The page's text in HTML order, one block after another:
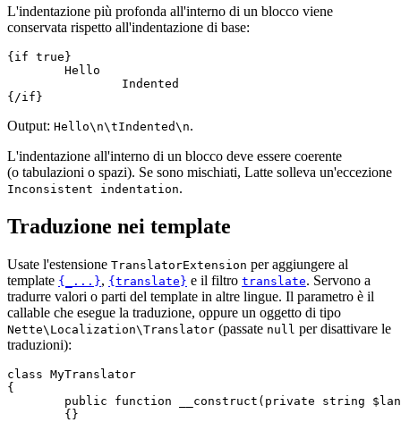
L'indentazione più profonda all'interno di un blocco viene
conservata rispetto all'indentazione di base:
{if true}
Output: Hello\n\tIndented\n.
L'indentazione all'interno di un blocco deve essere coerente
(o tabulazioni o spazi). Se sono mischiati, Latte solleva un'eccezione
Inconsistent indentation.
Traduzione nei template
Usate l'estensione TranslatorExtension per aggiungere al
template {_...}, {translate} e il filtro translate. Servono a
tradurre valori o parti del template in altre lingue. Il parametro è il
callable che esegue la traduzione, oppure un oggetto di tipo
Nette\Localization\Translator (passate null per disattivare le
traduzioni):
class MyTranslator
{